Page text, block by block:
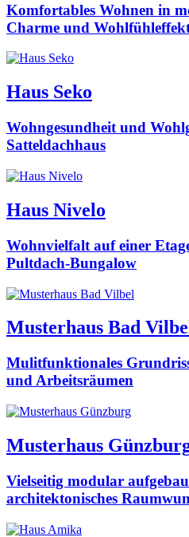
Komfortables Wohnen in
Charme und
Haus Seko
Wohngesundheit und
Satteldachhaus
Haus Nivelo
Wohnvielfalt auf einer
Pultdach-Bungalow
Musterhaus Bad
Mulitfunktionales
und Arbeitsräumen
Musterhaus
Vielseitig modular
architektonisches